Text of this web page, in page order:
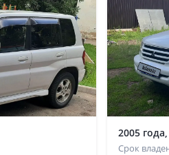
2005
Срок